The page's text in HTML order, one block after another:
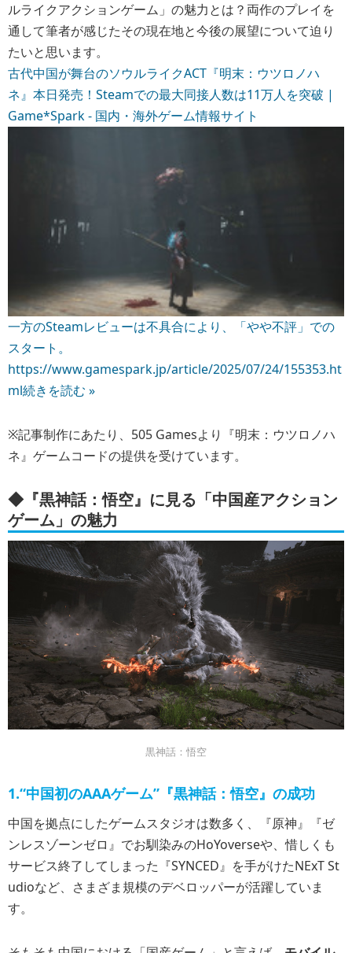
ルライクアクションゲーム」の魅力とは？両作のプレイを
通して筆者が感じたその現在地と今後の展望について迫り
たいと思います。
古代中国が舞台のソウルライクACT『明末：ウツロノハ
ネ』本日発売！Steamでの最大同接人数は11万人を突破 |
Game*Spark - 国内・海外ゲーム情報サイト
一方のSteamレビューは不具合により、「やや不評」での
スタート。
https://www.gamespark.jp/article/2025/07/24/155353.ht
ml続きを読む »
※記事制作にあたり、505 Gamesより『明末：ウツロノハ
ネ』ゲームコードの提供を受けています。
◆『黒神話：悟空』に見る「中国産アクション
ゲーム」の魅力
黒神話：悟空
1.“中国初のAAAゲーム”『黒神話：悟空』の成功
中国を拠点にしたゲームスタジオは数多く、『原神』『ゼ
ンレスゾーンゼロ』でお馴染みのHoYoverseや、惜しくも
サービス終了してしまった『SYNCED』を手がけたNExT St
udioなど、さまざま規模のデベロッパーが活躍していま
す。